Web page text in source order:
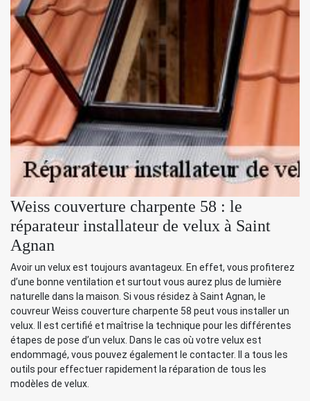
Weiss couverture charpente 58 : le
réparateur installateur de velux à Saint
Agnan
Avoir un velux est toujours avantageux. En effet, vous profiterez
d’une bonne ventilation et surtout vous aurez plus de lumière
naturelle dans la maison. Si vous résidez à Saint Agnan, le
couvreur Weiss couverture charpente 58 peut vous installer un
velux. Il est certifié et maîtrise la technique pour les différentes
étapes de pose d’un velux. Dans le cas où votre velux est
endommagé, vous pouvez également le contacter. Il a tous les
outils pour effectuer rapidement la réparation de tous les
modèles de velux.